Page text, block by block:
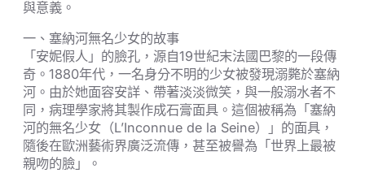
與意義。
一、塞納河無名少女的故事
「安妮假人」的臉孔，源自19世紀末法國巴黎的一段傳
奇。1880年代，一名身分不明的少女被發現溺斃於塞納
河。由於她面容安詳、帶著淡淡微笑，與一般溺水者不
同，病理學家將其製作成石膏面具。這個被稱為「塞納
河的無名少女（L’Inconnue de la Seine）」的面具，
隨後在歐洲藝術界廣泛流傳，甚至被譽為「世界上最被
親吻的臉」。